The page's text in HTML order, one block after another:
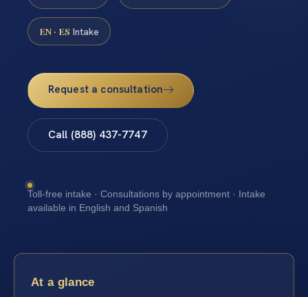
EN · ES Intake
Request a consultation
Call (888) 437-7747
Toll-free intake · Consultations by appointment · Intake
available in English and Spanish
At a glance